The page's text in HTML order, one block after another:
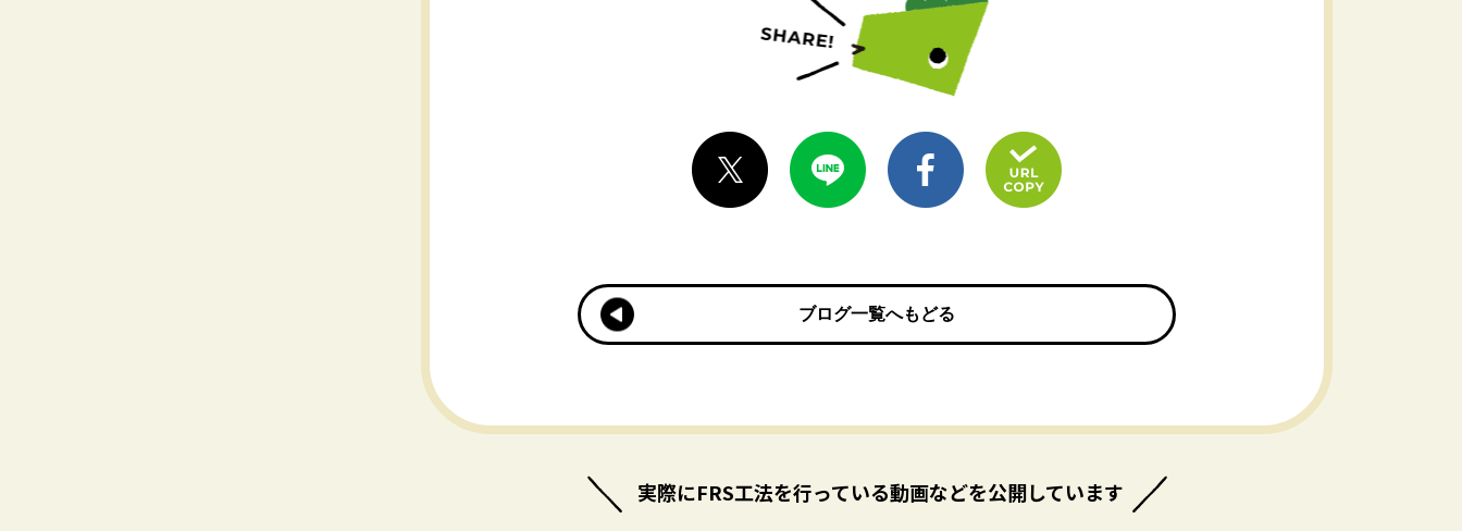
ブログ一覧へもどる
ブログ一覧へもどる
実際にFRS工法を行っている動画などを公開しています